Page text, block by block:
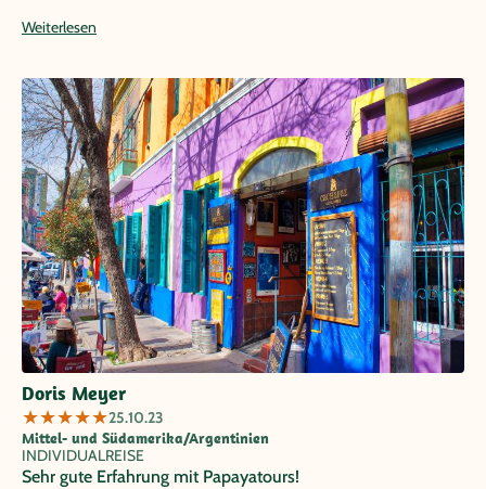
können wir nur weiter empfehlen. Insgesamt traumhafte 10
Weiterlesen
Doris Meyer
★★★★★25.10.23
Mittel- und Südamerika/Argentinien
INDIVIDUALREISE
Sehr gute Erfahrung mit Papayatours!